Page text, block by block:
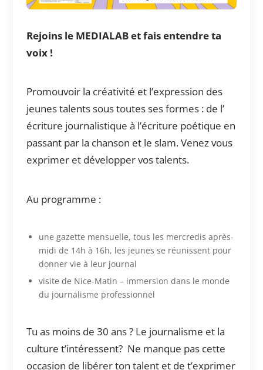
Rejoins le MEDIALAB et fais entendre ta
voix !
Promouvoir la créativité et l’expression des
jeunes talents sous toutes ses formes : de l’
écriture journalistique à l’écriture poétique en
passant par la chanson et le slam. Venez vous
exprimer et développer vos talents.
Au programme :
une gazette mensuelle, tous les mercredis après-
midi de 14h à 16h, les jeunes se réunissent pour
donner vie à leur journal
visite de Nice-Matin – immersion dans le monde
du journalisme professionnel
Tu as moins de 30 ans ? Le journalisme et la
culture t’intéressent? Ne manque pas cette
occasion de libérer ton talent et de t’exprimer